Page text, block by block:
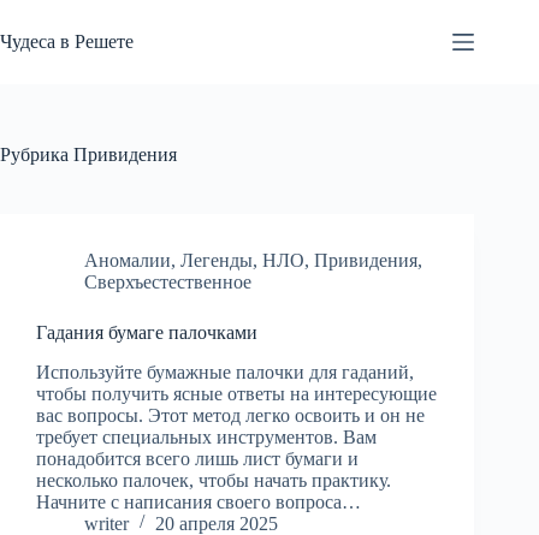
к
сути
Чудеса в Решете
Рубрика Привидения
Аномалии, Легенды, НЛО, Привидения,
Сверхъестественное
Гадания бумаге палочками
Используйте бумажные палочки для гаданий,
чтобы получить ясные ответы на интересующие
вас вопросы. Этот метод легко освоить и он не
требует специальных инструментов. Вам
понадобится всего лишь лист бумаги и
несколько палочек, чтобы начать практику.
Начните с написания своего вопроса…
writer
20 апреля 2025